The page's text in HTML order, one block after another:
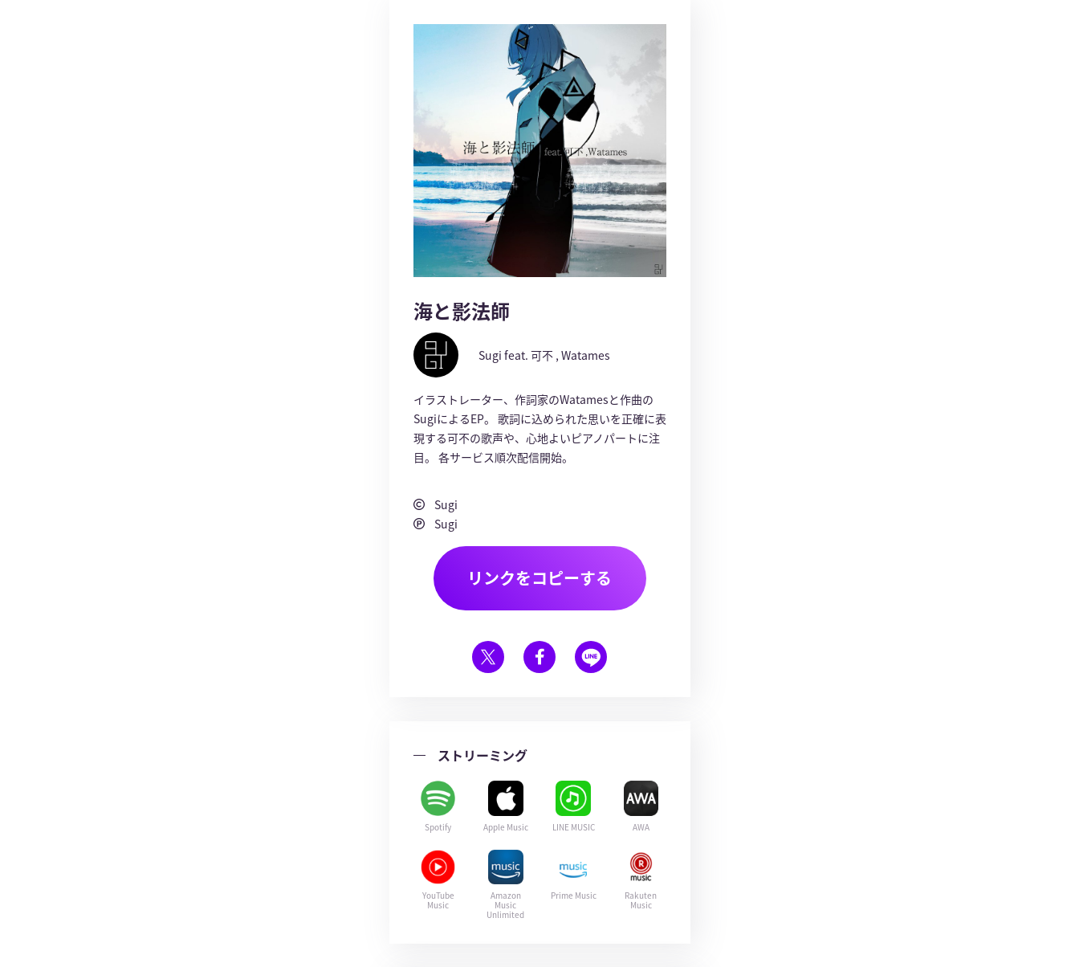
海と影法師
Sugi feat. 可不 , Watames
イラストレーター、作詞家のWatamesと作曲の
SugiによるEP。 歌詞に込められた思いを正確に表
現する可不の歌声や、心地よいピアノパートに注
目。 各サービス順次配信開始。
Sugi
Sugi
リンクをコピーする
ストリーミング
Spotify Apple Music LINE MUSIC AWA
YouTube
Music
Amazon
Music
Unlimited
Prime Music
Rakuten
Music